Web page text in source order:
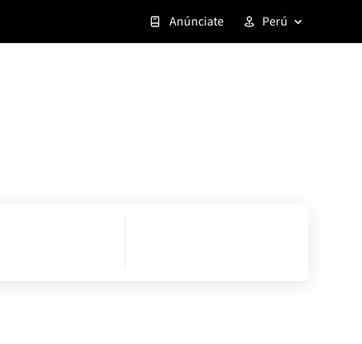
Anúnciate Perú